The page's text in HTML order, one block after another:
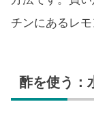
チンにあるレ
酢を使う：